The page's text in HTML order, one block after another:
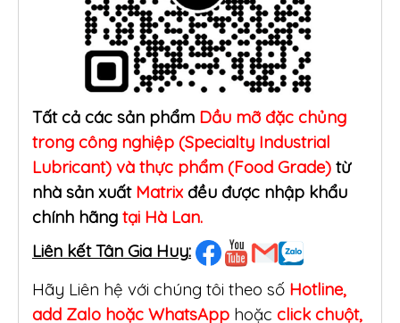
Tất cả các sản phẩm Dầu mỡ đặc chủng
trong công nghiệp (Specialty Industrial
Lubricant) và thực phẩm (Food Grade) từ
nhà sản xuấtMatrix đều được nhập khẩu
chính hãng tại Hà Lan.
Liên kết Tân Gia Huy:
Hãy Liên hệ với chúng tôi theo số Hotline,
add Zalo hoặc WhatsApp hoặc click chuột,